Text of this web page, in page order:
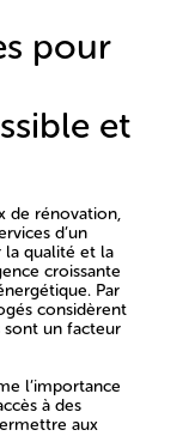
pour
et
de rénovation,
d’un
la qualité et la
croissante
Par
considèrent
sont un facteur
l’importance
à des
aux